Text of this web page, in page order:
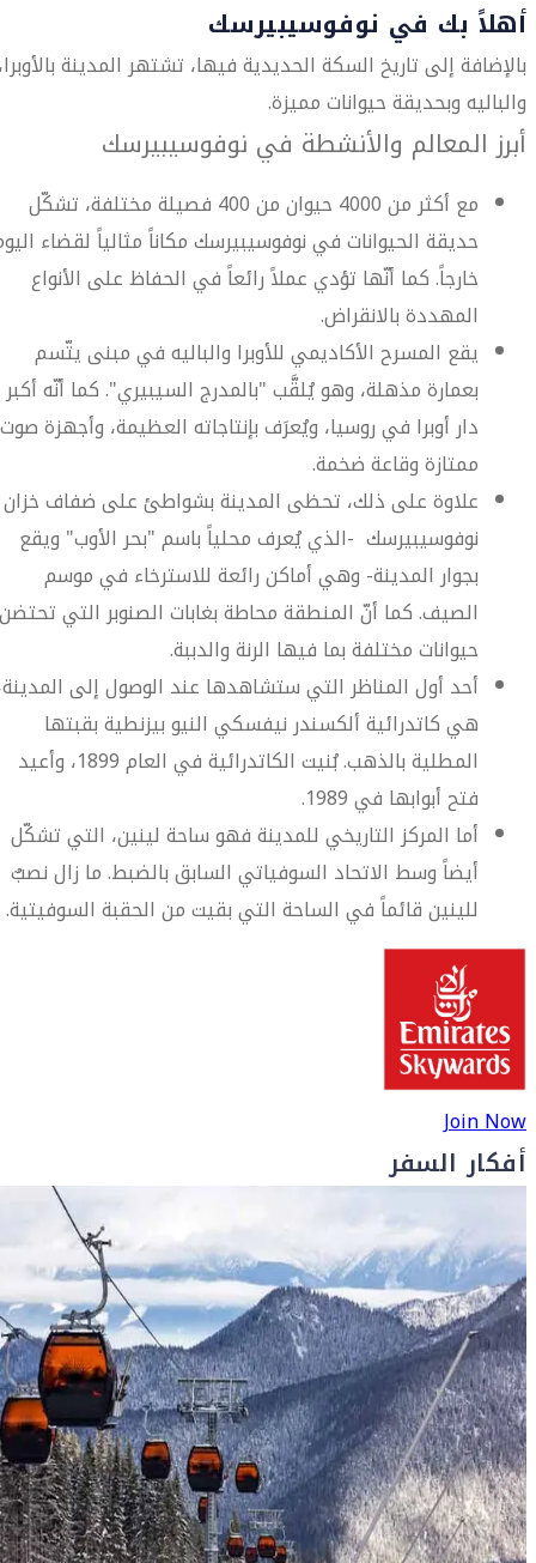
أهلاً بك في نوفوسيبيرسك
بالإضافة إلى تاريخ السكة الحديدية فيها، تشتهر المدينة
والباليه وبحديقة حيوانات مميزة.
أبرز المعالم والأنشطة في نوفوسيبيرسك
مع أكثر من 4000 حيوان من 400 فصيلة مختلفة، تشكّل
حديقة الحيوانات في نوفوسيبيرسك مكاناً مثالياً لقضاء
خارجاً. كما أنّها تؤدي عملاً رائعاً في الحفاظ على الأنواع
المهددة بالانقراض.
يقع المسرح الأكاديمي للأوبرا والباليه في مبنى يتّسم
بعمارة مذهلة، وهو يُلقَّب "بالمدرج السيبيري". كما أنّه أكبر
دار أوبرا في روسيا، ويُعرَف بإنتاجاته العظيمة، وأجهزة صوت
ممتازة وقاعة ضخمة.
علاوة على ذلك، تحظى المدينة بشواطئ على ضفاف خزان
نوفوسيبيرسك -الذي يُعرف محلياً باسم "بحر الأوب" ويقع
بجوار المدينة- وهي أماكن رائعة للاسترخاء في موسم
الصيف. كما أنّ المنطقة محاطة بغابات الصنوبر التي تحتضن
حيوانات مختلفة بما فيها الرنة والدببة.
أحد أول المناظر التي ستشاهدها عند الوصول إلى
هي كاتدرائية ألكسندر نيفسكي النيو بيزنطية بقبتها
المطلية بالذهب. بُنيت الكاتدرائية في العام 1899، وأعيد
فتح أبوابها في 1989.
أما المركز التاريخي للمدينة فهو ساحة لينين، التي تشكّل
أيضاً وسط الاتحاد السوفياتي السابق بالضبط. ما زال نصبٌ
للينين قائماً في الساحة التي بقيت من الحقبة السوفيتية.
Join Now
أفكار السفر